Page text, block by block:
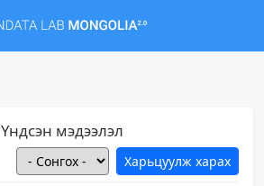
Үндсэн мэдээлэл